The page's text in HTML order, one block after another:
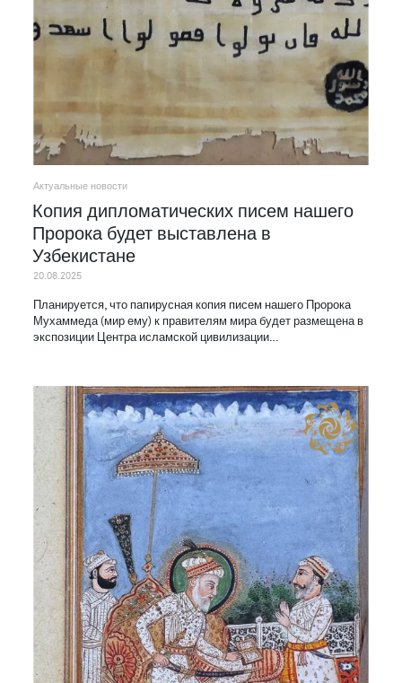
Актуальные новости
Копия дипломатических писем нашего
Пророка будет выставлена в
Узбекистане
20.08.2025
Планируется, что папирусная копия писем нашего Пророка
Мухаммеда (мир ему) к правителям мира будет размещена в
экспозиции Центра исламской цивилизации…